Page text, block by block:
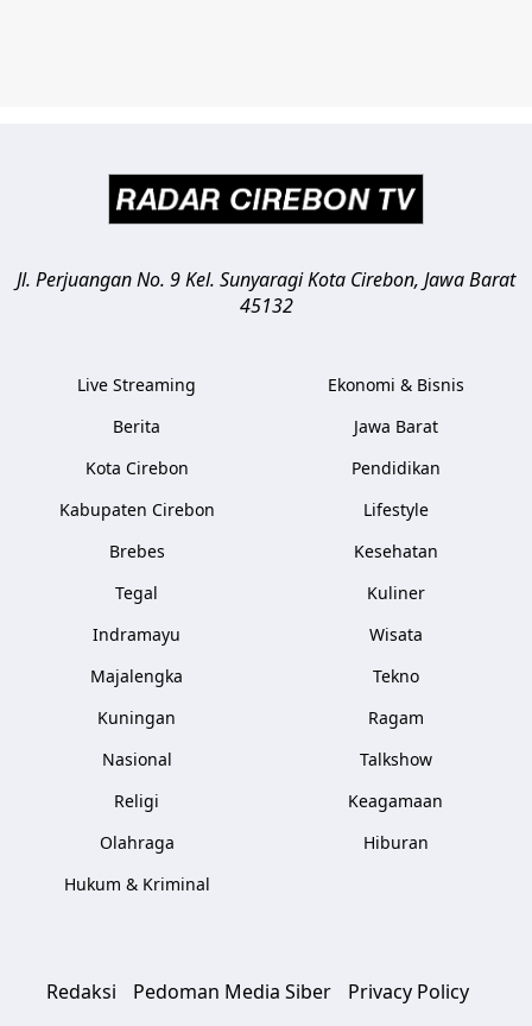
Jl. Perjuangan No. 9 Kel. SunyaragiKota Cirebon, Jawa Barat
45132
Live Streaming
Berita
Kota Cirebon
Kabupaten Cirebon
Brebes
Tegal
Indramayu
Majalengka
Kuningan
Nasional
Religi
Olahraga
Hukum & Kriminal
Ekonomi & Bisnis
Jawa Barat
Pendidikan
Lifestyle
Kesehatan
Kuliner
Wisata
Tekno
Ragam
Talkshow
Keagamaan
Hiburan
Redaksi Pedoman Media Siber
Privacy Policy